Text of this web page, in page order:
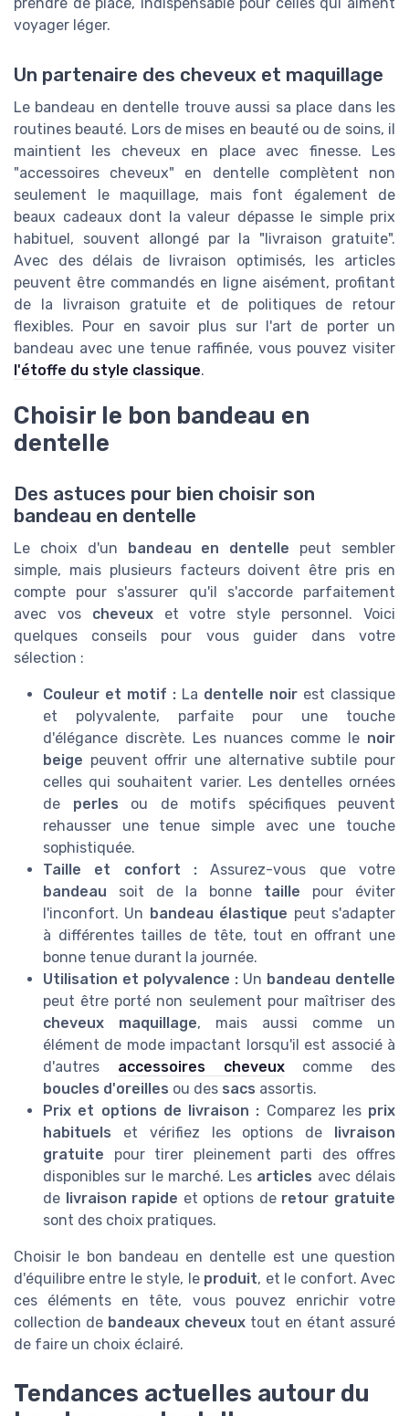
prendre de place, indispensable pour celles qui aiment
voyager léger.
Un partenaire des cheveux et maquillage
Le bandeau en dentelle trouve aussi sa place dans les
routines beauté. Lors de mises en beauté ou de soins, il
maintient les cheveux en place avec finesse. Les
"accessoires cheveux" en dentelle complètent non
seulement le maquillage, mais font également de
beaux cadeaux dont la valeur dépasse le simple prix
habituel, souvent allongé par la "livraison gratuite".
Avec des délais de livraison optimisés, les articles
peuvent être commandés en ligne aisément, profitant
de la livraison gratuite et de politiques de retour
flexibles. Pour en savoir plus sur l'art de porter un
bandeau avec une tenue raffinée, vous pouvez visiter
l'étoffe du style classique.
Choisir le bon bandeau en
dentelle
Des astuces pour bien choisir son
bandeau en dentelle
Le choix d'un bandeau en dentelle peut sembler
simple, mais plusieurs facteurs doivent être pris en
compte pour s'assurer qu'il s'accorde parfaitement
avec vos cheveuxet votre style personnel. Voici
quelques conseils pour vous guider dans votre
sélection :
Couleur et motif : La dentelle noir est classique
et polyvalente, parfaite pour une touche
d'élégance discrète. Les nuances comme le noir
beige peuvent offrir une alternative subtile pour
celles qui souhaitent varier. Les dentelles ornées
de perles ou de motifs spécifiques peuvent
rehausser une tenue simple avec une touche
sophistiquée.
Taille et confort : Assurez-vous que votre
bandeau soit de la bonne taille pour éviter
l'inconfort. Un bandeau élastique peut s'adapter
à différentes tailles de tête, tout en offrant une
bonne tenue durant la journée.
Utilisation et polyvalence : Un bandeau dentelle
peut être porté non seulement pour maîtriser des
cheveux maquillage, mais aussi comme un
élément de mode impactant lorsqu'il est associé à
d'autres accessoires cheveuxcomme des
boucles d'oreilles ou des sacs assortis.
Prix et options de livraison : Comparez les prix
habituels et vérifiez les options de livraison
gratuite pour tirer pleinement parti des offres
disponibles sur le marché. Les articles avec délais
de livraison rapide et options de retour gratuite
sont des choix pratiques.
Choisir le bon bandeau en dentelle est une question
d'équilibre entre le style, le produit, et le confort. Avec
ces éléments en tête, vous pouvez enrichir votre
collection de bandeaux cheveux tout en étant assuré
de faire un choix éclairé.
Tendances actuelles autour du